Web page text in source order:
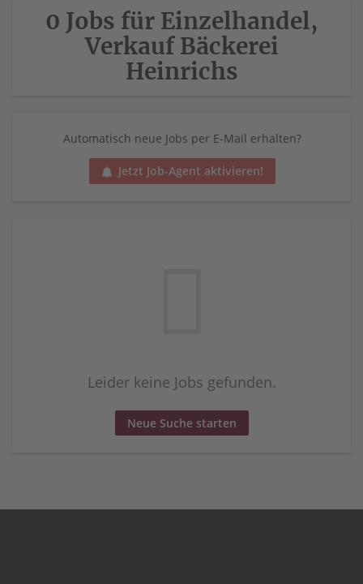
0 Jobs für Einzelhandel,
Verkauf Bäckerei
Heinrichs
Automatisch neue Jobs per E-Mail erhalten?
Jetzt Job-Agent aktivieren!
Leider keine Jobs gefunden.
Neue Suche starten